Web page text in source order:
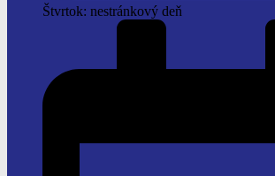
Štvrtok: nestránkový deň